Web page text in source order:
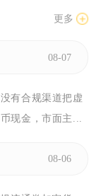
更多
08-07
有合规渠道把虚
现金，市面主...
08-06